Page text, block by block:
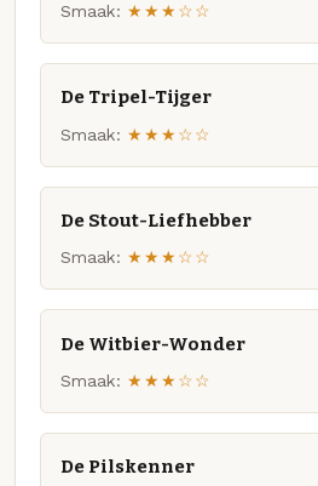
Smaak: ★★★☆☆
De Tripel-Tijger
Smaak: ★★★☆☆
De Stout-Liefhebber
Smaak: ★★★☆☆
De Witbier-Wonder
Smaak: ★★★☆☆
De Pilskenner